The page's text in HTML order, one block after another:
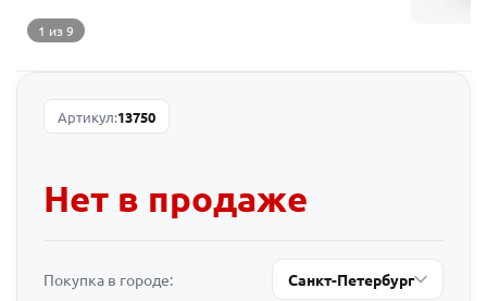
1 из 9
Артикул:13750
Нет в продаже
Покупка в городе: Санкт-Петербург